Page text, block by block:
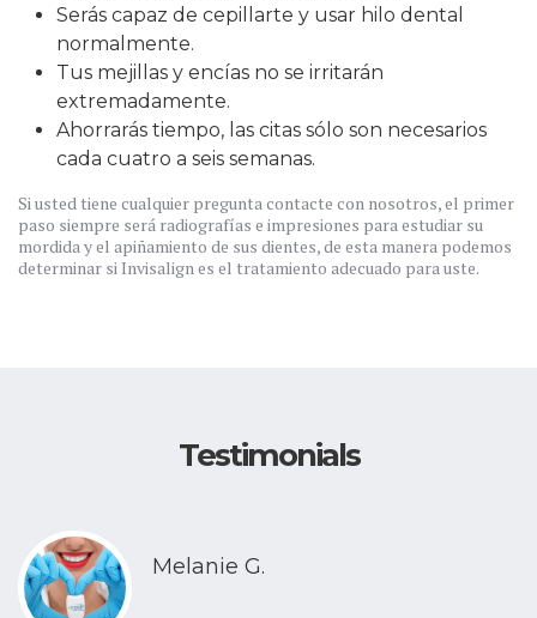
Serás capaz de cepillarte y usar hilo dental
normalmente.
Tus mejillas y encías no se irritarán
extremadamente.
Ahorrarás tiempo, las citas sólo son necesarios
cada cuatro a seis semanas.
Si usted tiene cualquier pregunta contacte con nosotros, el primer
paso siempre será radiografías e impresiones para estudiar su
mordida y el apiñamiento de sus dientes, de esta manera podemos
determinar si Invisalign es el tratamiento adecuado para uste.
Testimonials
Melanie G.